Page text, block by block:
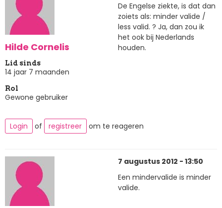
Hilde Cornelis
Lid sinds
14 jaar 7 maanden
Rol
Gewone gebruiker
De Engelse ziekte, is dat dan
zoiets als: minder valide /
less valid. ? Ja, dan zou ik
het ook bij Nederlands
houden.
Login of registreer om te reageren
7 augustus 2012 - 13:50
Een mindervalide is minder
valide.